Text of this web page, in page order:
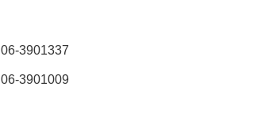
3901337
3901009